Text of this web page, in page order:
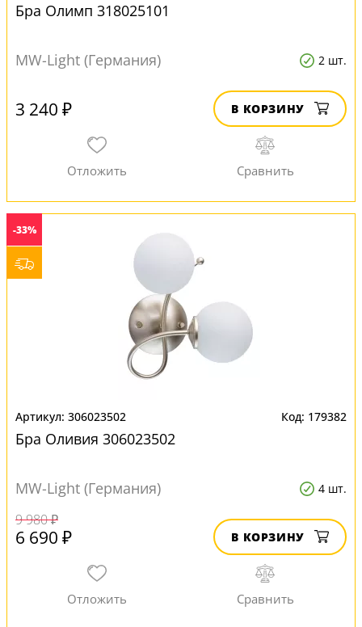
Бра Олимп 318025101
MW-Light (Германия) 2 шт.
3 240 ₽ В КОРЗИНУ
-33%
306023502 179382
Бра Оливия 306023502
MW-Light (Германия) 4 шт.
9 980 ₽
6 690 ₽ В КОРЗИНУ